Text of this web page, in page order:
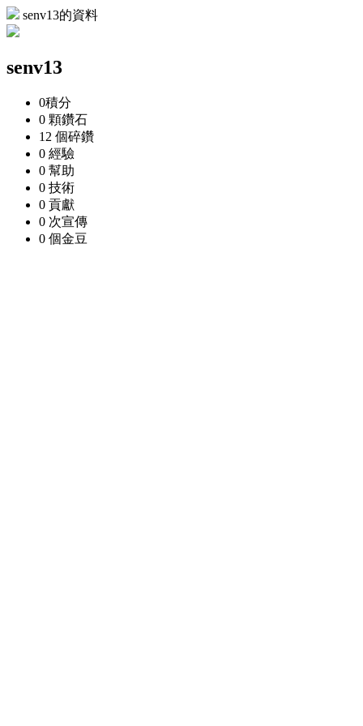
senv13的資料
senv13
0積分
0 顆鑽石
12 個碎鑽
0 經驗
0 幫助
0 技術
0 貢獻
0 次宣傳
0 個金豆